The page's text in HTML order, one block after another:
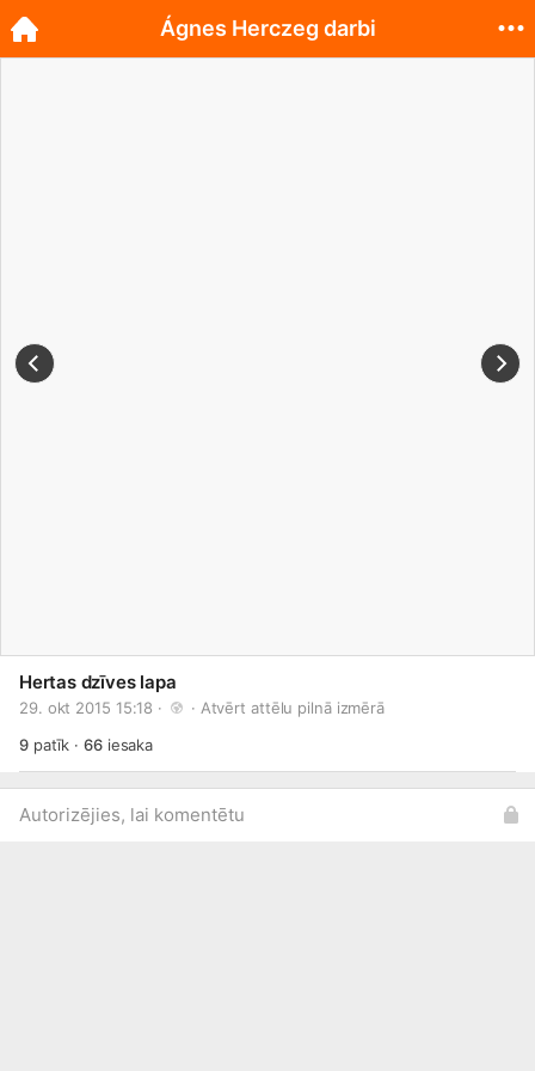
Hertas dzīves lapa
29. okt 2015 15:18 · · Atvērt attēlu pilnā izmērā
9patīk ·66iesaka
Autorizējies, lai komentētu
Ágnes Herczeg darbi